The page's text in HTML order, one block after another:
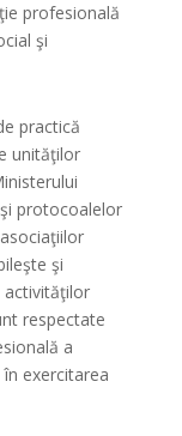
profesională
şi
practică
unităţilor
protocoalelor
şi
activităţilor
respectate
a
exercitarea